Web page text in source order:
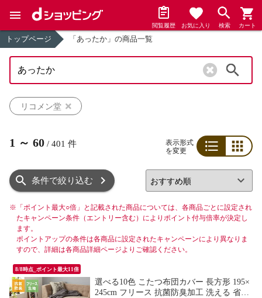
閲覧履歴 お気に入り 検索 カート
トップページ 「あったか」の商品一覧
リコメン堂
1 ～ 60 / 401 件
表示形式
を変更
条件で絞り込む
※ 「ポイント最大○倍」と記載された商品については、各商品ごとに設定され
たキャンペーン条件（エントリー含む）によりポイント付与倍率が決定し
ます。
ポイントアップの条件は各商品に設定されたキャンペーンにより異なりま
すので、詳細は各商品詳細ページよりご確認ください。
8/8時点_ポイント最大11倍
選べる10色 こたつ布団カバー 長方形 195×
245cm フリース 抗菌防臭加工 洗える 省ス